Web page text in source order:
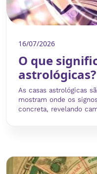
16/07/2026
O que
astrológicas?
As casas astrológicas
mostram onde os
concreta, revelando